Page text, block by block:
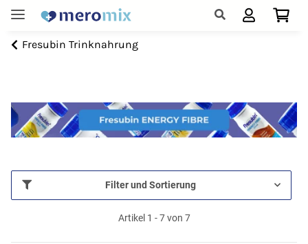
Fresubin Trinknahrung
Filter und Sortierung
Artikel 1 - 7 von 7